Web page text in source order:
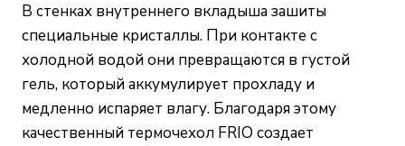
В стенках внутреннего вкладыша зашиты
специальные кристаллы. При контакте с
холодной водой они превращаются в густой
гель, который аккумулирует прохладу и
медленно испаряет влагу. Благодаря этому
качественный термочехол FRIO создает